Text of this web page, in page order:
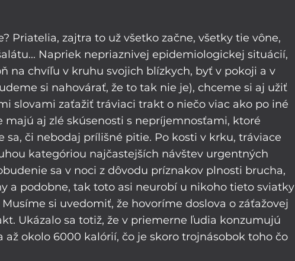
Priatelia, zajtra to už všetko začne, všetky tie vône,
Napriek nepriaznivej epidemiologickej situácií,
na chvíľu v kruhu svojich blízkych, byť v pokoji a v
si nahovárať, že to tak nie je), chceme si aj užiť
slovami zaťažiť tráviaci trakt o niečo viac ako po iné
majú aj zlé skúsenosti s nepríjemnosťami, ktoré
sa, či nebodaj prílišné pitie. Po kosti v krku, tráviace
kategóriou najčastejších návštev urgentných
sa v noci z dôvodu príznakov plnosti brucha,
a podobne, tak toto asi neurobí u nikoho tieto sviatky
si uvedomiť, že hovoríme doslova o záťažovej
Ukázalo sa totiž, že v priemerne ľudia konzumujú
až okolo 6000 kalórií, čo je skoro trojnásobok toho čo